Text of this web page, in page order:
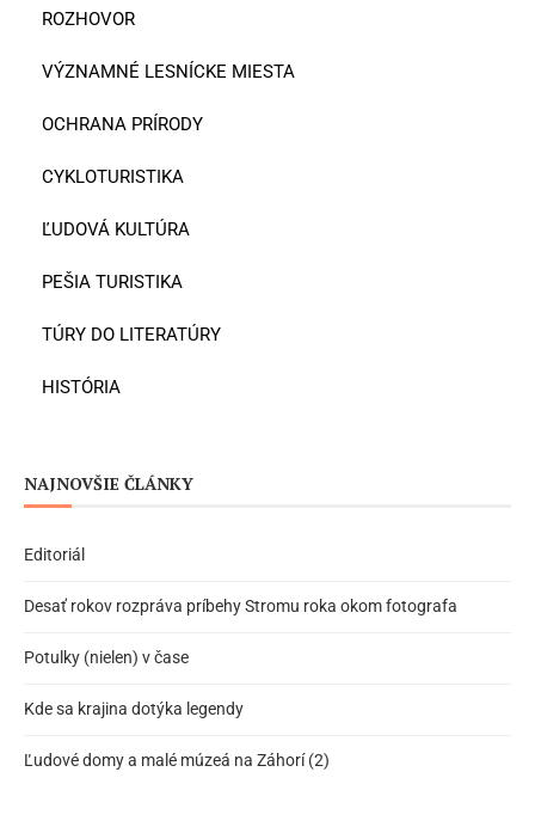
ROZHOVOR
VÝZNAMNÉ LESNÍCKE MIESTA
OCHRANA PRÍRODY
CYKLOTURISTIKA
ĽUDOVÁ KULTÚRA
PEŠIA TURISTIKA
TÚRY DO LITERATÚRY
HISTÓRIA
NAJNOVŠIE ČLÁNKY
Editoriál
Desať rokov rozpráva príbehy Stromu roka okom fotografa
Potulky (nielen) v čase
Kde sa krajina dotýka legendy
Ľudové domy a malé múzeá na Záhorí (2)